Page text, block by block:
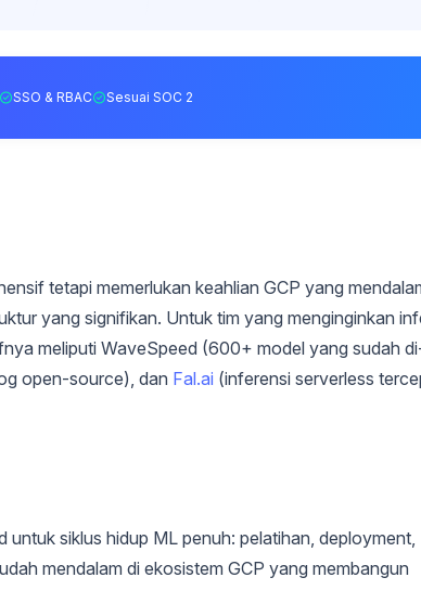
SSO & RBAC Sesuai SOC 2
tetapi memerlukan keahlian GCP yang
yang signifikan. Untuk tim yang menginginkan
meliputi WaveSpeed (600+ model yang sudah
open-source), dan Fal.ai (inferensi serverless
siklus hidup ML penuh: pelatihan, deployment,
mendalam di ekosistem GCP yang membangun